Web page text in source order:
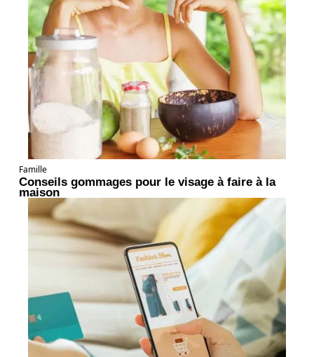
Famille
Conseils gommages pour le visage à faire à la
maison